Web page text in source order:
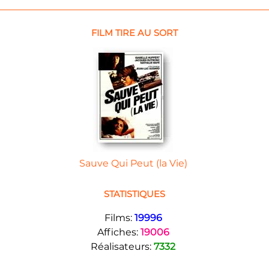
FILM TIRE AU SORT
Sauve Qui Peut (la Vie)
STATISTIQUES
Films: 19996
Affiches: 19006
Réalisateurs: 7332